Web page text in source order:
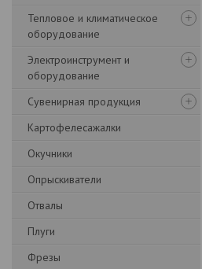
Тепловое и климатическое
оборудование
Электроинструмент и
оборудование
Сувенирная продукция
Картофелесажалки
Окучники
Опрыскиватели
Отвалы
Плуги
Фрезы